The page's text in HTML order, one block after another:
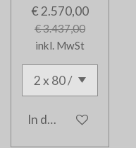
€ 2.570,00
€ 3.437,00
inkl. MwSt
In den Warenkorb